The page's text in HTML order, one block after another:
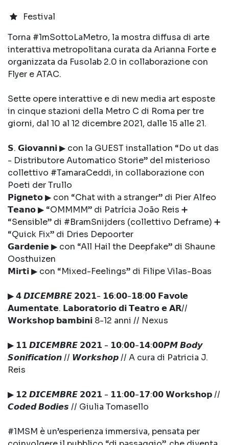
Festival
Torna #1mSottoLaMetro, la mostra diffusa di arte
interattiva metropolitana curata da Arianna Forte e
organizzata da Fusolab 2.0 in collaborazione con
Flyer e ATAC.
Sette opere interattive e di new media art esposte
in cinque stazioni della Metro C di Roma per tre
giorni, dal 10 al 12 dicembre 2021, dalle 15 alle 21.
𝗦. 𝗚𝗶𝗼𝘃𝗮𝗻𝗻𝗶 ▶ con la GUEST installation “Do ut das
- Distributore Automatico Storie” del misterioso
collettivo #TamaraCeddi, in collaborazione con
Poeti der Trullo
𝗣𝗶𝗴𝗻𝗲𝘁𝗼 ▶ con “Chat with a stranger” di Pier Alfeo
𝗧𝗲𝗮𝗻𝗼 ▶ “OMMMM” di Patrícia João Reis ➕
“Sensible” di #BramSnijders (collettivo Deframe) ➕
“Quick Fix” di Dries Depoorter
𝗚𝗮𝗿𝗱𝗲𝗻𝗶𝗲 ▶ con “All Hail the Deepfake” di Shaune
Oosthuizen
𝗠𝗶𝗿𝘁𝗶 ▶ con “Mixed-Feelings” di Filipe Vilas-Boas
▶ 𝟰 𝘿𝙄𝘾𝙀𝙈𝘽𝙍𝙀 𝟮𝟬𝟮𝟭- 𝟭𝟲:𝟬𝟬-𝟭𝟴:𝟬𝟬 𝗙𝗮𝘃𝗼𝗹𝗲
𝗔𝘂𝗺𝗲𝗻𝘁𝗮𝘁𝗲. 𝗟𝗮𝗯𝗼𝗿𝗮𝘁𝗼𝗿𝗶𝗼 𝗱𝗶 𝗧𝗲𝗮𝘁𝗿𝗼 𝗲 𝗔𝗥//
𝗪𝗼𝗿𝗸𝘀𝗵𝗼𝗽 𝗯𝗮𝗺𝗯𝗶𝗻𝗶 8-12 anni // Nexus
▶ 𝟭𝟭 𝘿𝙄𝘾𝙀𝙈𝘽𝙍𝙀 𝟮𝟬𝟮𝟭 - 𝟭𝟬:𝟬𝟬-𝟭𝟰:𝟬𝟬𝙋𝙈 𝘽𝙤𝙙𝙮
𝙎𝙤𝙣𝙞𝙛𝙞𝙘𝙖𝙩𝙞𝙤𝙣 // 𝙒𝙤𝙧𝙠𝙨𝙝𝙤𝙥 // A cura di Patricia J.
Reis
▶ 𝟭𝟮 𝘿𝙄𝘾𝙀𝙈𝘽𝙍𝙀 𝟮𝟬𝟮𝟭 - 𝟭𝟭:𝟬𝟬-𝟭𝟳:𝟬𝟬 𝗪𝗼𝗿𝗸𝘀𝗵𝗼𝗽 //
𝘾𝙤𝙙𝙚𝙙 𝘽𝙤𝙙𝙞𝙚𝙨 // Giulia Tomasello
#1MSM è un’esperienza immersiva, pensata per